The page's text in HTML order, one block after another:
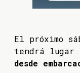
El próximo
tendrá lugar
desde